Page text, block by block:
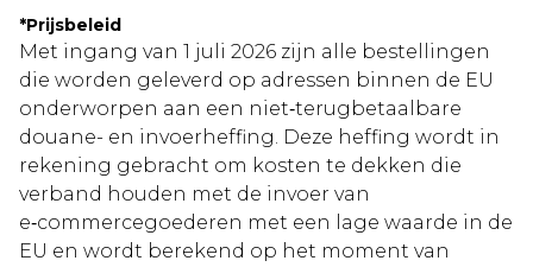
*Prijsbeleid
Met ingang van 1 juli 2026 zijn alle bestellingen
die worden geleverd op adressen binnen de EU
onderworpen aan een niet‑terugbetaalbare
douane- en invoerheffing. Deze heffing wordt in
rekening gebracht om kosten te dekken die
verband houden met de invoer van
e‑commercegoederen met een lage waarde in de
EU en wordt berekend op het moment van